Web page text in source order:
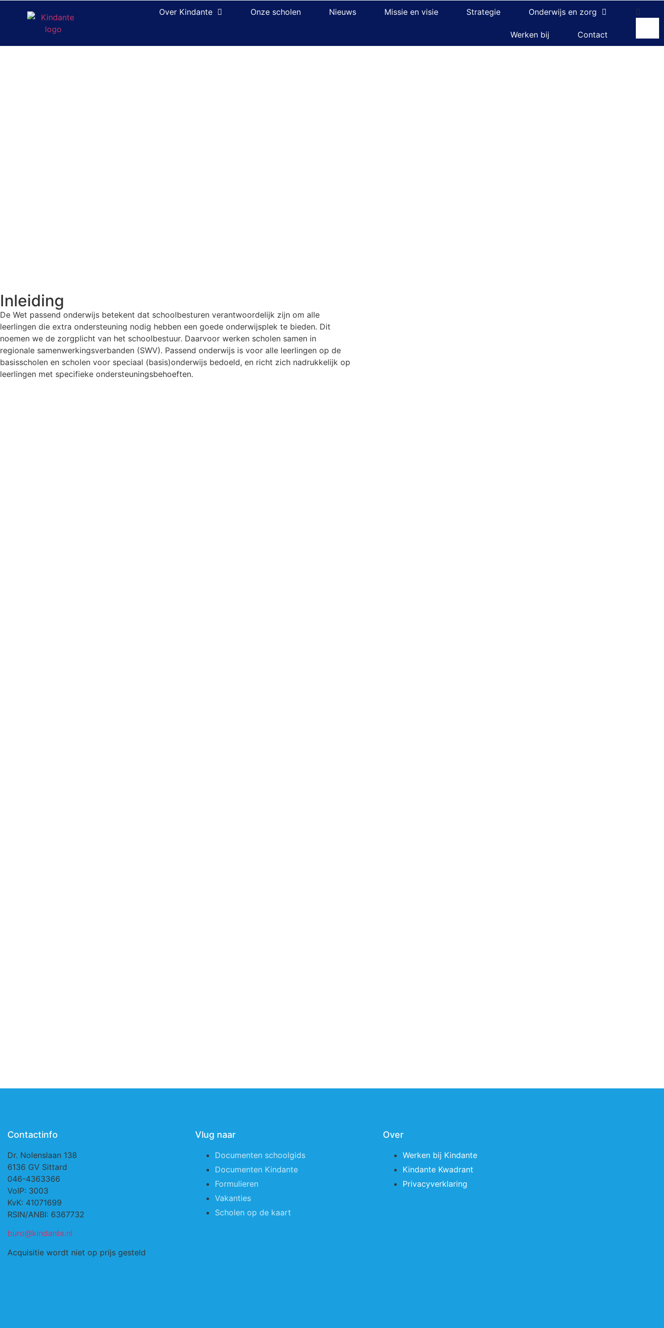
Over Kindante Onze scholen Nieuws Missie en visie Strategie Onderwijs en zorg
Werken bij Contact
Inleiding
De Wet passend onderwijs betekent dat schoolbesturen verantwoordelijk zijn om alle
leerlingen die extra ondersteuning nodig hebben een goede onderwijsplek te bieden. Dit
noemen we de zorgplicht van het schoolbestuur. Daarvoor werken scholen samen in
regionale samenwerkingsverbanden (SWV). Passend onderwijs is voor alle leerlingen op de
basisscholen en scholen voor speciaal (basis)onderwijs bedoeld, en richt zich nadrukkelijk op
leerlingen met specifieke ondersteuningsbehoeften.
Contactinfo
Dr. Nolenslaan 138
6136 GV Sittard
046-4363366
VoIP: 3003
KvK: 41071699
RSIN/ANBI: 6367732
buro@kindante.nl
Acquisitie wordt niet op prijs gesteld
Vlug naar
Documenten schoolgids
Documenten Kindante
Formulieren
Vakanties
Scholen op de kaart
Over
Werken bij Kindante
Kindante Kwadrant
Privacyverklaring